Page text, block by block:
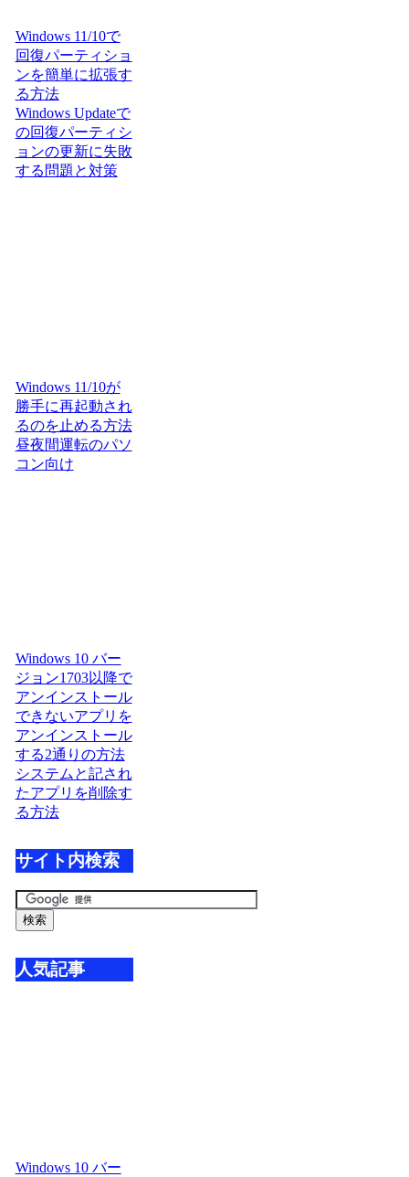
Windows 11/10で
回復パーティショ
ンを簡単に拡張す
る方法
Windows Updateで
の回復パーティシ
ョンの更新に失敗
する問題と対策
Windows 11/10が
勝手に再起動され
るのを止める方法
昼夜間運転のパソ
コン向け
Windows 10 バー
ジョン1703以降で
アンインストール
できないアプリを
アンインストール
する2通りの方法
システムと記され
たアプリを削除す
る方法
サイト内検索
人気記事
Windows 10 バー